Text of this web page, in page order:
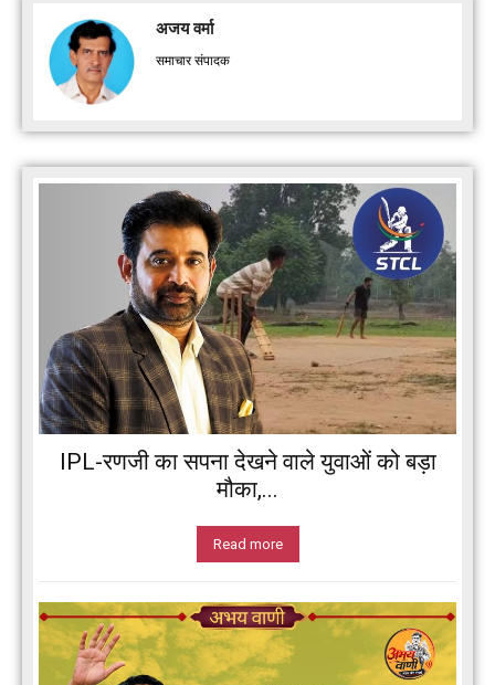
अजय वर्मा
समाचार संपादक
IPL-रणजी का सपना देखने वाले युवाओं को बड़ा
मौका,...
Read more